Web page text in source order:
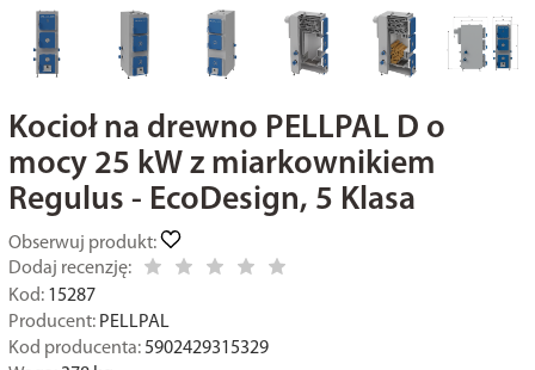
Kocioł na drewno PELLPAL D o
mocy 25 kW z miarkownikiem
Regulus - EcoDesign, 5 Klasa
Obserwuj produkt:
Dodaj recenzję:
Kod: 15287
Producent: PELLPAL
Kod producenta: 5902429315329